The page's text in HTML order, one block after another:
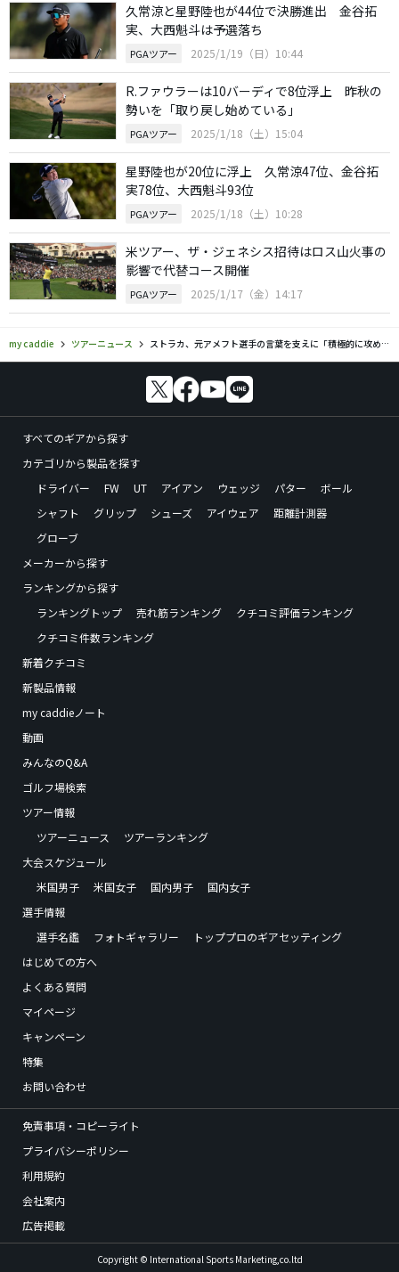
久常涼と星野陸也が44位で決勝進出 金谷拓
実、大西魁斗は予選落ち
PGAツアー 2025/1/19（日）10:44
R.ファウラーは10バーディで8位浮上 昨秋の
勢いを「取り戻し始めている」
PGAツアー 2025/1/18（土）15:04
星野陸也が20位に浮上 久常涼47位、金谷拓
実78位、大西魁斗93位
PGAツアー 2025/1/18（土）10:28
米ツアー、ザ・ジェネシス招待はロス山火事の
影響で代替コース開催
PGAツアー 2025/1/17（金）14:17
my caddie ツアーニュース ストラカ、元アメフト選手の言葉を支えに「積極的に攻め続けた」
すべてのギアから探す
カテゴリから製品を探す
ドライバー
FW UT アイアン ウェッジ パター
ボール
シャフト
グリップ シューズ アイウェア
距離計測器
グローブ
メーカーから探す
ランキングから探す
ランキングトップ
売れ筋ランキング
クチコミ評価ランキング
クチコミ件数ランキング
新着クチコミ
新製品情報
my caddieノート
動画
みんなのQ&A
ゴルフ場検索
ツアー情報
ツアーニュース
ツアーランキング
大会スケジュール
米国男子
米国女子 国内男子
国内女子
選手情報
選手名鑑
フォトギャラリー
トッププロのギアセッティング
はじめての方へ
よくある質問
マイページ
キャンペーン
特集
お問い合わせ
免責事項・コピーライト
プライバシーポリシー
利用規約
会社案内
広告掲載
Copyright © International Sports Marketing,co.ltd